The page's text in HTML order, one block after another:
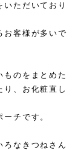
ただいており
お客様が多いで
のをまとめた
、お化粧直し
チです。
なきつねさん